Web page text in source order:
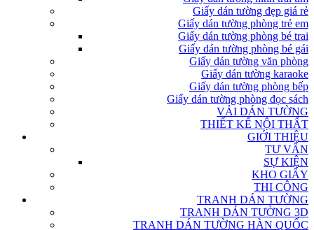
Giấy dán tường đẹp giá rẻ
Giấy dán tường phòng trẻ em
Giấy dán tường phòng bé trai
Giấy dán tường phòng bé gái
Giấy dán tường văn phòng
Giấy dán tường karaoke
Giấy dán tường phòng bếp
Giấy dán tường phòng đọc sách
VẢI DÁN TƯỜNG
THIẾT KẾ NỘI THẤT
GIỚI THIỆU
TƯ VẤN
SỰ KIỆN
KHO GIẤY
THI CÔNG
TRANH DÁN TƯỜNG
TRANH DÁN TƯỜNG 3D
TRANH DÁN TƯỜNG HÀN QUỐC